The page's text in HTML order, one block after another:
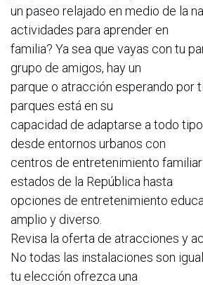
un paseo relajado en medio de la
actividades para aprender en
familia? Ya sea que vayas con tu
grupo de amigos, hay un
parque o atracción esperando por
parques está en su
capacidad de adaptarse a todo
desde entornos urbanos con
centros de entretenimiento
estados de la República hasta
opciones de entretenimiento
amplio y diverso.
Revisa la oferta de atracciones y
No todas las instalaciones son
tu elección ofrezca una